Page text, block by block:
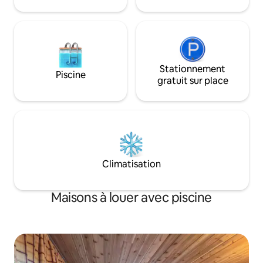
de pointe. L'entrée de la maison est
par détection de mouvement aident à
éclairer l'espace, à l'intérieur comme à
l'extérieur. Internet haut débit et accès à
Apple TV sont fournis. La Fish House,
offre tout le confort d'un chez-soi. Elle
réfrigérateur pleine grandeur, d'un lave-
vaisselle, d'une cuisinière à gaz et d'un
four à micro-ondes. La salle de bain avec
ses luminaires haut de gamme crée un
l'italienne en bois flotté et les
commandes tactiles. L'espace extérieur
rivière Gallatin, avec des marches en
rochers pour accéder à la rivière. Il y a un
tout nouveau gril à gaz Weber sur le
Piscine
Stationnement
gratuit sur place
Climatisation
Maisons à louer avec piscine